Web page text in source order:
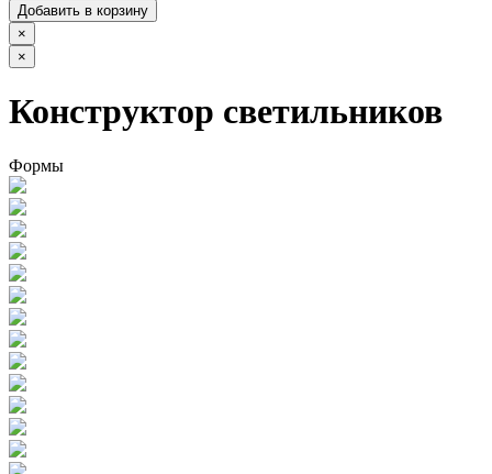
Добавить в корзину
×
×
Конструктор светильников
Формы